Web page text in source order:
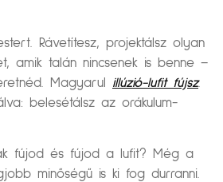
Rávetítesz, projektálsz olyan
amik talán nincsenek is benne –
Magyarul illúzió-lufit fújsz.
belesétálsz az orákulum-
fújod és fújod a lufit? Még a
minőségű is ki fog durranni.